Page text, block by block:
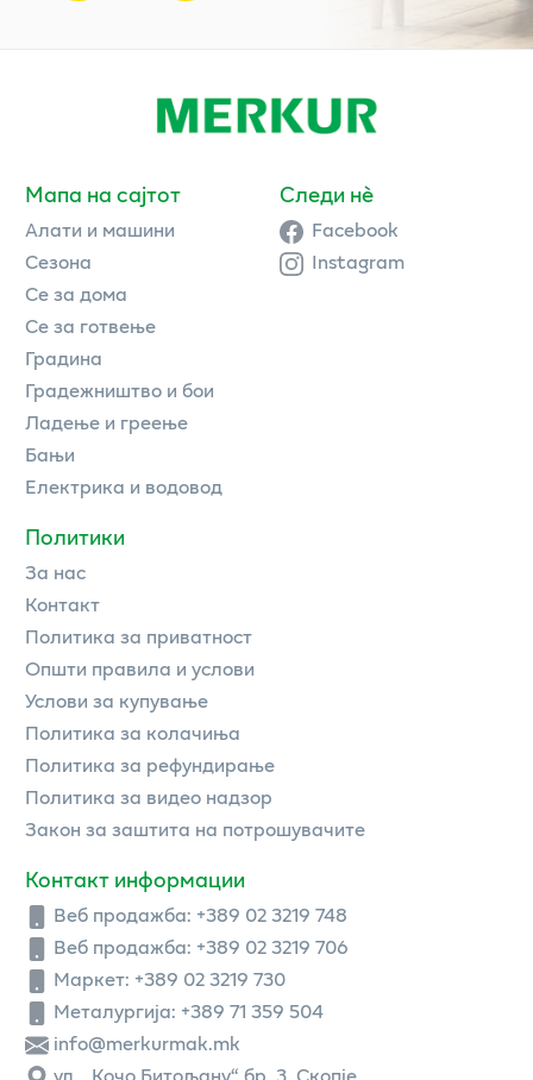
Мапа на сајтот
Алати и машини
Сезона
Се за дома
Се за готвење
Градина
Градежништво и бои
Ладење и греење
Бањи
Електрика и водовод
Политики
За нас
Контакт
Политика за приватност
Општи правила и услови
Услови за купување
Политика за колачиња
Политика за рефундирање
Политика за видео надзор
Закон за заштита на потрошувачите
Контакт информации
Веб продажба: +389 02 3219 748
Веб продажба: +389 02 3219 706
Маркет: +389 02 3219 730
Металургија: +389 71 359 504
info@merkurmak.mk
Следи нè
Facebook
Instagram